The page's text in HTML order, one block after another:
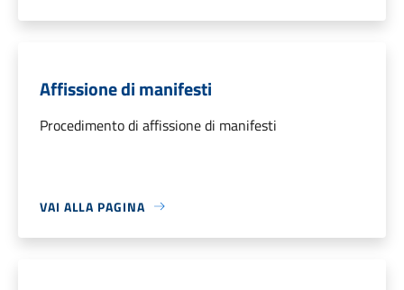
Affissione di manifesti
Procedimento di affissione di manifesti
VAI ALLA PAGINA